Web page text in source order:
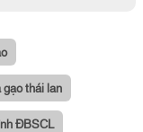
gạo thái lan
ĐBSCL